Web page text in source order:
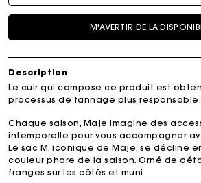
M'AVERTIR DE LA
Description
Le cuir qui compose ce produit est
processus de tannage plus responsable.
Chaque saison, Maje imagine des
intemporelle pour vous accompagner
Le sac M, iconique de Maje, se décline
couleur phare de la saison. Orné de
franges sur les côtés et muni